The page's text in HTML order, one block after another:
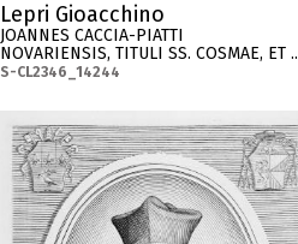
Lepri Gioacchino
JOANNES CACCIA-PIATTI
NOVARIENSIS, TITULI SS. COSMAE, ET ..
S-CL2346_14244